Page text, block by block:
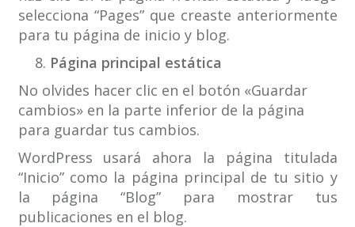
selecciona “Pages” que creaste anteriormente
para tu página de inicio y blog.
Página principal estática
No olvides hacer clic en el botón «Guardar
cambios» en la parte inferior de la página
para guardar tus cambios.
WordPress usará ahora la página titulada
“Inicio” como la página principal de tu sitio y
la página “Blog” para mostrar tus
publicaciones en el blog.